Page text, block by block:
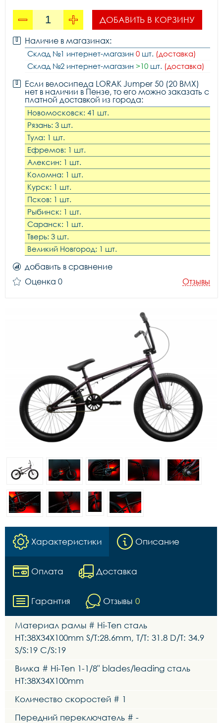
ДОБАВИТЬ В КОРЗИНУ
Наличие в магазинах:
Склад №1 интернет-магазин 0 шт. (доставка)
Склад №2 интернет-магазин >10 шт. (доставка)
Если велосипеда LORAK Jumper 50 (20 BMX)
нет в наличии в Пензе, то его можно заказать с
платной доставкой из города:
Новомосковск: 41 шт.
Рязань: 3 шт.
Тула: 1 шт.
Ефремов: 1 шт.
Алексин: 1 шт.
Коломна: 1 шт.
Курск: 1 шт.
Псков: 1 шт.
Рыбинск: 1 шт.
Саранск: 1 шт.
Тверь: 3 шт.
Великий Новгород: 1 шт.
добавить в сравнение
Оценка 0
Отзывы
Характеристики Описание
Оплата Доставка
Гарантия Отзывы 0
Материал рамы # Hi-Ten сталь
HT:38X34X100mm S/T:28.6mm, T/T: 31.8 D/T: 34.9
S/S:19 C/S:19
Вилка # Hi-Ten 1-1/8" blades/leading сталь
HT:38X34X100mm
Количество скоростей # 1
Передний переключатель # -